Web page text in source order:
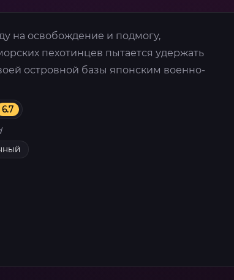
на освобождение и подмогу,
пехотинцев пытается удержать
островной базы японским военно-
6.7